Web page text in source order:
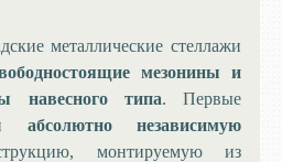
металлические стеллажи
мезонины и
навесного типа. Первые
абсолютно независимую
монтируемую из